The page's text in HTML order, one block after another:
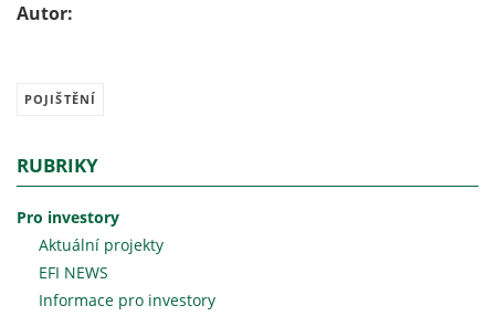
Autor:
POJIŠTĚNÍ
RUBRIKY
Pro investory
Aktuální projekty
EFI NEWS
Informace pro investory